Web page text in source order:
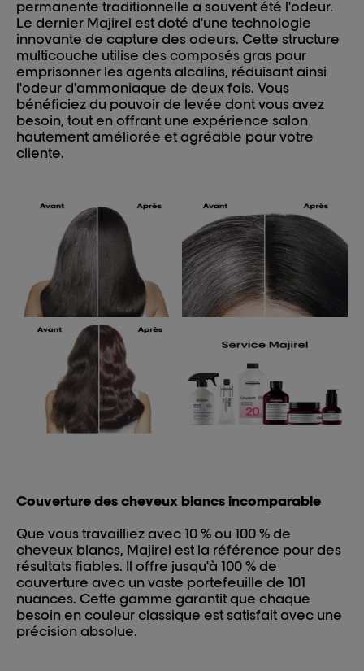
permanente traditionnelle a souvent été l'odeur.
Le dernier Majirel est doté d'une technologie
innovante de capture des odeurs. Cette structure
multicouche utilise des composés gras pour
emprisonner les agents alcalins, réduisant ainsi
l'odeur d'ammoniaque de deux fois. Vous
bénéficiez du pouvoir de levée dont vous avez
besoin, tout en offrant une expérience salon
hautement améliorée et agréable pour votre
cliente.
Couverture des cheveux blancs incomparable
Que vous travailliez avec 10 % ou 100 % de
cheveux blancs, Majirel est la référence pour des
résultats fiables. Il offre jusqu'à 100 % de
couverture avec un vaste portefeuille de 101
nuances. Cette gamme garantit que chaque
besoin en couleur classique est satisfait avec une
précision absolue.